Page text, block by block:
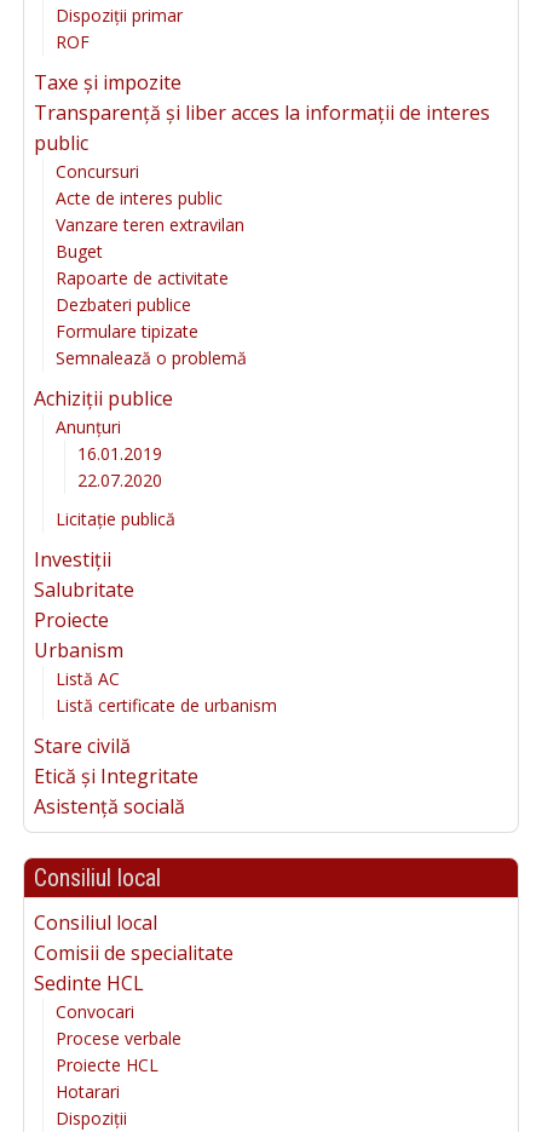
Dispoziții primar
ROF
Taxe și impozite
Transparență și liber acces la informații de interes
public
Concursuri
Acte de interes public
Vanzare teren extravilan
Buget
Rapoarte de activitate
Dezbateri publice
Formulare tipizate
Semnalează o problemă
Achiziții publice
Anunțuri
16.01.2019
22.07.2020
Licitație publică
Investiții
Salubritate
Proiecte
Urbanism
Listă AC
Listă certificate de urbanism
Stare civilă
Etică și Integritate
Asistență socială
Consiliul local
Consiliul local
Comisii de specialitate
Sedinte HCL
Convocari
Procese verbale
Proiecte HCL
Hotarari
Dispoziții